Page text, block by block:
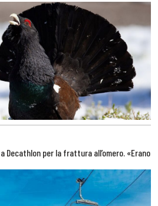
Decathlon per la frattura all’omero. «Erano